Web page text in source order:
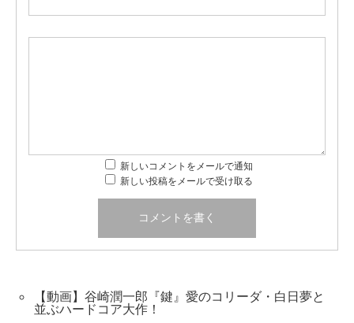
新しいコメントをメールで通知
新しい投稿をメールで受け取る
【動画】谷崎潤一郎『鍵』愛のコリーダ・白日夢と
並ぶハードコア大作！